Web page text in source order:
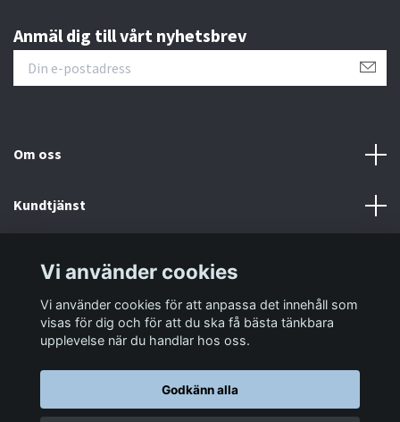
Anmäl dig till vårt nyhetsbrev
Om oss
Kundtjänst
Sociala medier
Vi använder cookies
Vi använder cookies för att anpassa det innehåll som
visas för dig och för att du ska få bästa tänkbara
upplevelse när du handlar hos oss.
Godkänn alla